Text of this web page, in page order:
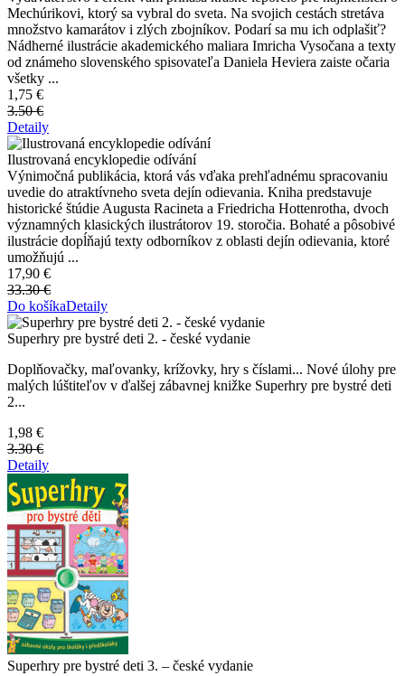
Mechúrikovi, ktorý sa vybral do sveta. Na svojich cestách stretáva
množstvo kamarátov i zlých zbojníkov. Podarí sa mu ich odplašiť?
Nádherné ilustrácie akademického maliara Imricha Vysočana a texty
od známeho slovenského spisovateľa Daniela Heviera zaiste očaria
všetky ...
1,75 €
3.50 €
Detaily
Ilustrovaná encyklopedie odívání
Výnimočná publikácia, ktorá vás vďaka prehľadnému spracovaniu
uvedie do atraktívneho sveta dejín odievania. Kniha predstavuje
historické štúdie Augusta Racineta a Friedricha Hottenrotha, dvoch
významných klasických ilustrátorov 19. storočia. Bohaté a pôsobivé
ilustrácie dopĺňajú texty odborníkov z oblasti dejín odievania, ktoré
umožňujú ...
17,90 €
33.30 €
Do košíkaDetaily
Superhry pre bystré deti 2. - české vydanie
Doplňovačky, maľovanky, krížovky, hry s číslami... Nové úlohy pre
malých lúštiteľov v ďalšej zábavnej knižke Superhry pre bystré deti
2...
1,98 €
3.30 €
Detaily
Superhry pre bystré deti 3. – české vydanie